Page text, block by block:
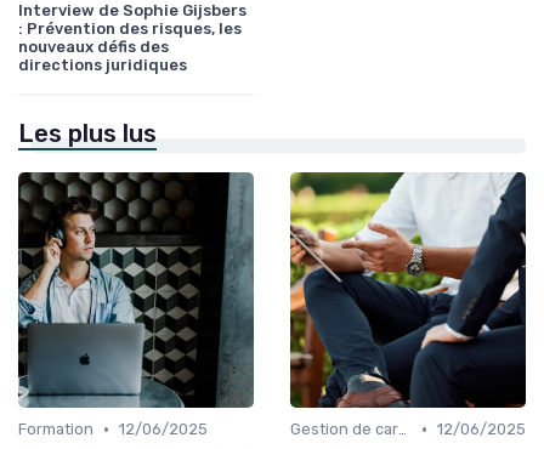
Interview de Sophie Gijsbers
: Prévention des risques, les
nouveaux défis des
directions juridiques
Les plus lus
Formation • 12/06/2025
Gestion de carrière • 12/06/2025